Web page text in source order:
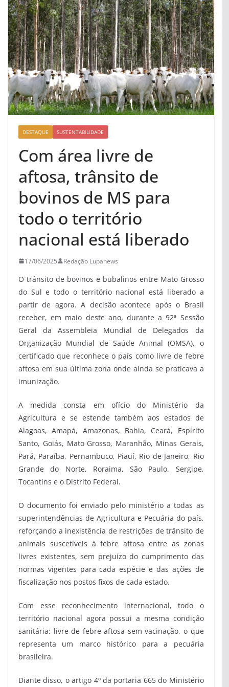
DESTAQUE SUSTENTABILIDADE
Com área livre de
aftosa, trânsito de
bovinos de MS para
todo o território
nacional está liberado
17/06/2025 Redação Lupanews
O trânsito de bovinos e bubalinos entre Mato Grosso
do Sul e todo o território nacional está liberado a
partir de agora. A decisão acontece após o Brasil
receber, em maio deste ano, durante a 92ª Sessão
Geral da Assembleia Mundial de Delegados da
Organização Mundial de Saúde Animal (OMSA), o
certificado que reconhece o país como livre de febre
aftosa em sua última zona onde ainda se praticava a
imunização.
A medida consta em ofício do Ministério da
Agricultura e se estende também aos estados de
Alagoas, Amapá, Amazonas, Bahia, Ceará, Espírito
Santo, Goiás, Mato Grosso, Maranhão, Minas Gerais,
Pará, Paraíba, Pernambuco, Piauí, Rio de Janeiro, Rio
Grande do Norte, Roraima, São Paulo, Sergipe,
Tocantins e o Distrito Federal.
O documento foi enviado pelo ministério a todas as
superintendências de Agricultura e Pecuária do país,
reforçando a inexistência de restrições de trânsito de
animais suscetíveis à febre aftosa entre as zonas
livres existentes, sem prejuízo do cumprimento das
normas vigentes para cada espécie e das ações de
fiscalização nos postos fixos de cada estado.
Com esse reconhecimento internacional, todo o
território nacional agora possui a mesma condição
sanitária: livre de febre aftosa sem vacinação, o que
representa um marco histórico para a pecuária
brasileira.
Diante disso, o artigo 4º da portaria 665 do Ministério